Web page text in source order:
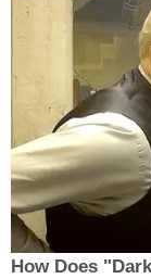
How Does